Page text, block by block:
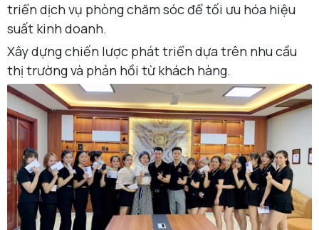
triển dịch vụ phòng chăm sóc để tối ưu hóa hiệu
suất kinh doanh.
Xây dựng chiến lược phát triển dựa trên nhu cầu
thị trường và phản hồi từ khách hàng.